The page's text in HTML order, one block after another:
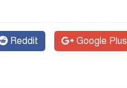
Reddit Google Plus